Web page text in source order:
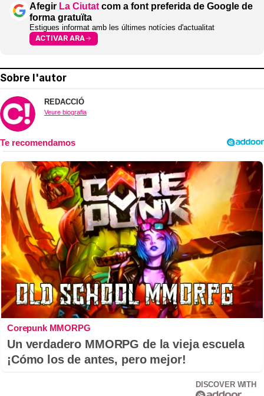
Afegir La Ciutat com a font preferida de Google de
forma gratuïta
Estigues informat amb les últimes notícies d'actualitat
ACTIVAR ARA
Sobre l'autor
REDACCIÓ
Veure biografia
Corepunk MMORPG
Un verdadero MMORPG de la vieja escuela
¡Cómo los de antes, pero mejor!
DISCOVER WITH